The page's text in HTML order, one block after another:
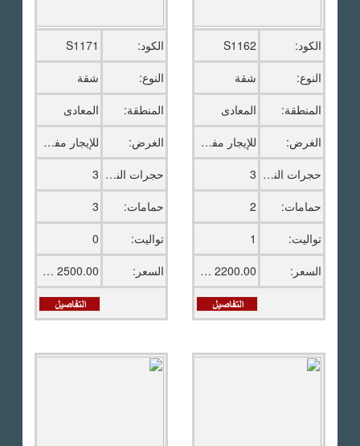
الكود:
S1162
النوع:
شقة
المنطقة:
المعادى
الغرض:
للإيجار مفروش
حجرات النوم: 3
حمامات:
2
تواليت:
1
السعر:
2200.00 دولار امريكى
الكود:
S1171
النوع:
شقة
المنطقة:
المعادى
الغرض:
للإيجار مفروش
حجرات النوم: 3
حمامات:
3
تواليت:
0
السعر:
2500.00 دولار امريكى